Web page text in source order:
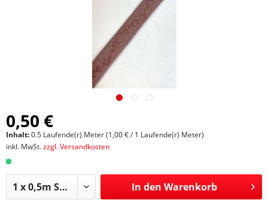
0,50 €
Inhalt:0.5 Laufende(r) Meter (1,00 € / 1 Laufende(r) Meter)
inkl. MwSt.zzgl. Versandkosten
In den Warenkorb